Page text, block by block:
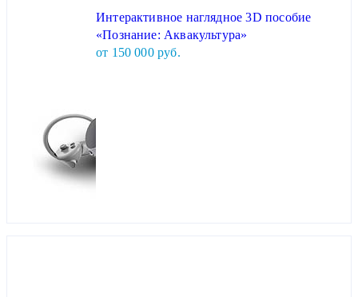
Интерактивное наглядное 3D пособие
«Познание: Аквакультура»
от 150 000 руб.